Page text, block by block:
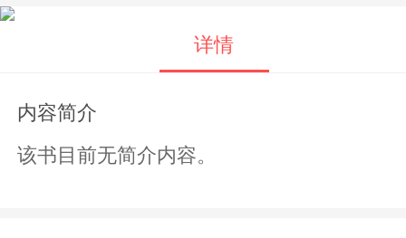
详情
内容简介
该书目前无简介内容。